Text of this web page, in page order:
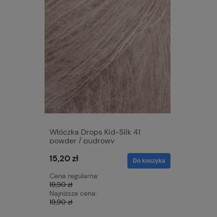
Włóczka Drops Kid-Silk 41
powder / pudrowy
15,20 zł
Cena regularna:
19,90 zł
Najniższa cena:
19,90 zł
Do koszyka